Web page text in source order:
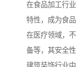
在食品加工行
特性，成为食
在医疗领域，
备等，其安全